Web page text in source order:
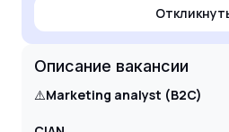
Описание вакансии
⚠️Marketing analyst (B2C)